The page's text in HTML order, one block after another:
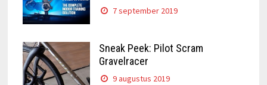
7 september 2019
Sneak Peek: Pilot Scram
Gravelracer
9 augustus 2019